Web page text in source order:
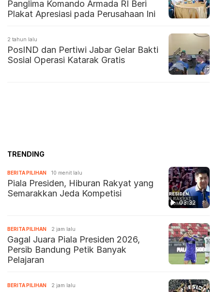
Panglima Komando Armada RI Beri
Plakat Apresiasi pada Perusahaan Ini
2 tahun lalu
PosIND dan Pertiwi Jabar Gelar Bakti
Sosial Operasi Katarak Gratis
TRENDING
03:32
BERITA PILIHAN 10 menit lalu
Piala Presiden, Hiburan Rakyat yang
Semarakkan Jeda Kompetisi
BERITA PILIHAN 2 jam lalu
Gagal Juara Piala Presiden 2026,
Persib Bandung Petik Banyak
Pelajaran
BERITA PILIHAN 2 jam lalu